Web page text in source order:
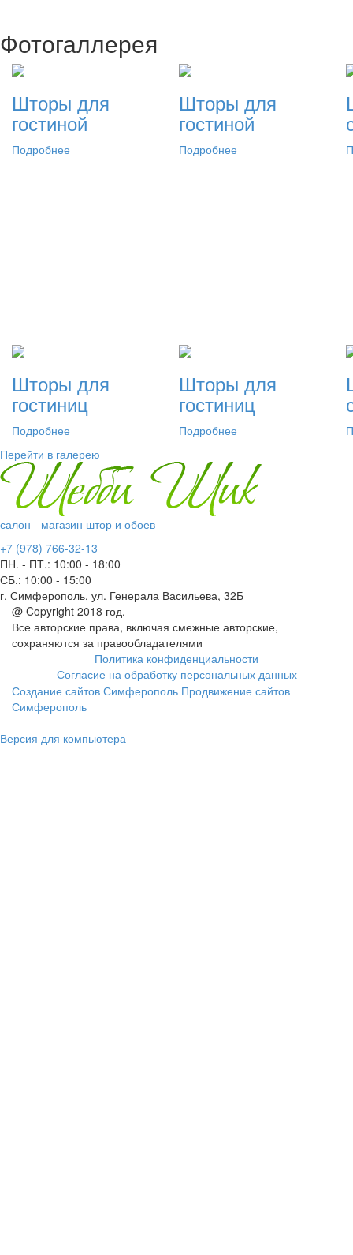
Фотогаллерея
Шторы для
гостиной
Подробнее
Шторы для
гостиной
Подробнее
Шторы для
гостиниц
Подробнее
Шторы для
гостиниц
Подробнее
Перейти в галерею
салон - магазин штор и обоев
+7 (978) 766-32-13
ПН. - ПТ.: 10:00 - 18:00
СБ.: 10:00 - 15:00
г. Симферополь, ул. Генерала Васильева, 32Б
@ Copyright 2018 год.
Все авторские права, включая смежные авторские,
сохраняются за правообладателями
Политика конфиденциальности
Согласие на обработку персональных данных
Создание сайтов Симферополь Продвижение сайтов
Симферополь
Версия для компьютера